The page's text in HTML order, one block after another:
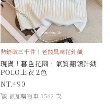
熱銷破三千件！老錢風麻花針織
現貨！暮色花園．氣質翻領針織
POLO上衣 2色
490
被加購物車 3562 次